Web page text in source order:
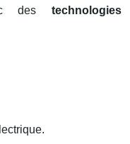
des technologies